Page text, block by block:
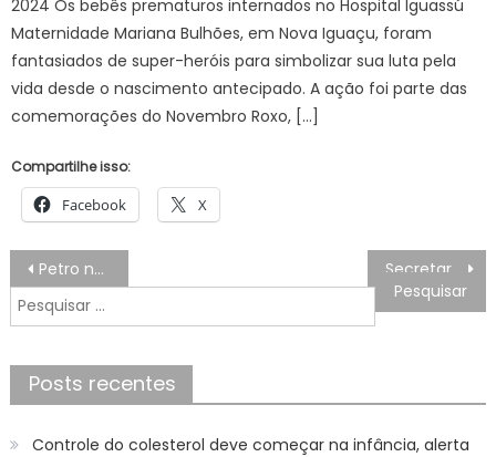
2024 Os bebês prematuros internados no Hospital Iguassú
Maternidade Mariana Bulhões, em Nova Iguaçu, foram
fantasiados de super-heróis para simbolizar sua luta pela
vida desde o nascimento antecipado. A ação foi parte das
comemorações do Novembro Roxo, […]
Compartilhe isso:
Facebook X
Navegação
de
Post
Petro não reconhece resultado eleitoral preliminar
Secretaria Municipal de Saúde leva vacinação contra a Influenza aos ambientes de trabalho em Bonito – Prefeitura Municipal de Bonito
Pesquisar
por:
Posts recentes
Controle do colesterol deve começar na infância, alerta